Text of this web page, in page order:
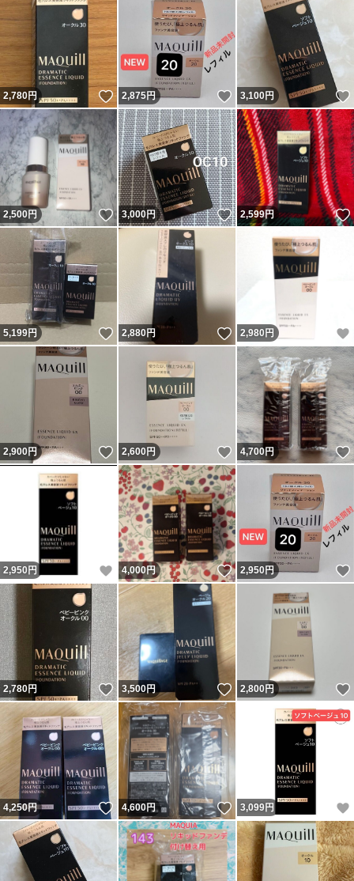
2,780円 いいね！
2,875円 いいね！
3,100円
2,500円 いいね！
3,000円 いいね！
2,599円
5,199円 いいね！
2,880円 いいね！
2,980 円
2,900円 いいね！
2,600円 いいね！
4,700円
2,950 円 いいね！
4,000円 いいね！
2,950円
2,780円 いいね！
3,500円 いいね！
2,800円
4,250円 いいね！
4,600円 いいね！
3,099円